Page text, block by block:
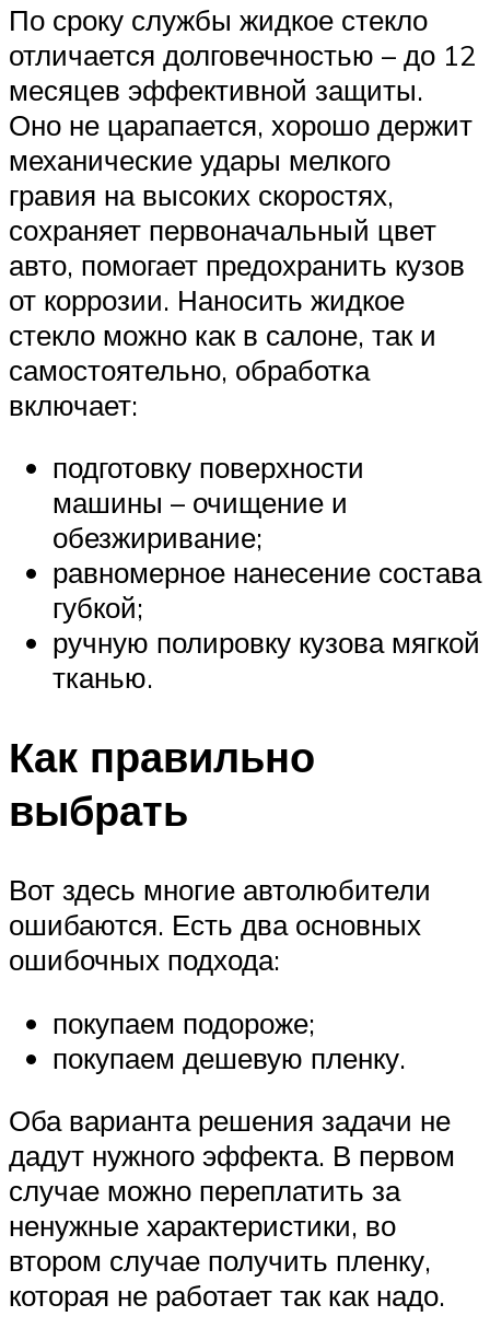
По сроку службы жидкое стекло
отличается долговечностью – до 12
месяцев эффективной защиты.
Оно не царапается, хорошо держит
механические удары мелкого
гравия на высоких скоростях,
сохраняет первоначальный цвет
авто, помогает предохранить кузов
от коррозии. Наносить жидкое
стекло можно как в салоне, так и
самостоятельно, обработка
включает:
подготовку поверхности
машины – очищение и
обезжиривание;
равномерное нанесение состава
губкой;
ручную полировку кузова мягкой
тканью.
Как правильно
выбрать
Вот здесь многие автолюбители
ошибаются. Есть два основных
ошибочных подхода:
покупаем подороже;
покупаем дешевую пленку.
Оба варианта решения задачи не
дадут нужного эффекта. В первом
случае можно переплатить за
ненужные характеристики, во
втором случае получить пленку,
которая не работает так как надо.